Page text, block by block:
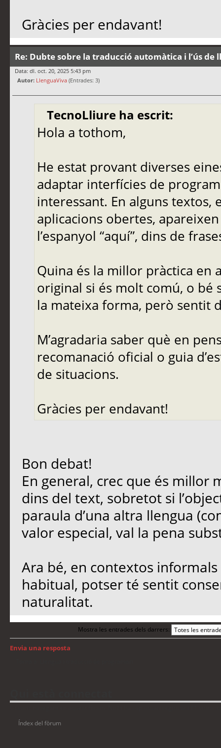
Gràcies per endavant!
Re: Dubte sobre la traducció automàtica i l’ús de
Data: dl. oct. 20, 2025 5:43 pm
Autor: LlenguaViva (Entrades: 3)
TecnoLliure ha escrit:
Hola a tothom,
He estat provant diverses
adaptar interfícies de
interessant. En alguns
aplicacions obertes,
l’espanyol “aquí”, dins de
Quina és la millor pràctica en
original si és molt comú, o
la mateixa forma, però sentit
M’agradaria saber què en
recomanació oficial o guia
de situacions.
Gràcies per endavant!
Bon debat!
En general, crec que és millor
dins del text, sobretot si
paraula d’una altra llengua
valor especial, val la pena
Ara bé, en contextos
habitual, potser té sentit
naturalitat.
Mostra les entrades dels darrers:
Envia una resposta
Índex del fòrum